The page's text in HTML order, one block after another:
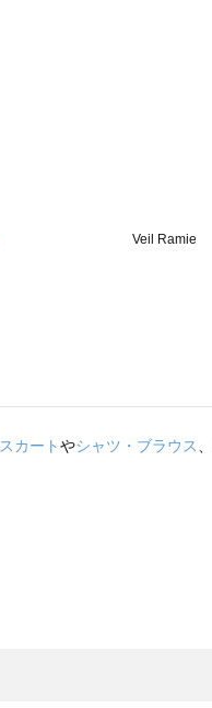
スカートやシャツ・ブラウス、